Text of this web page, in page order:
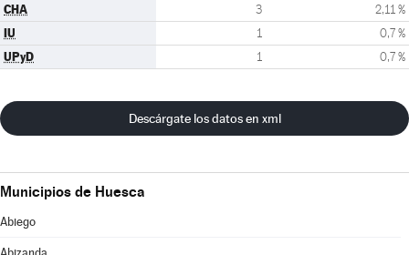
CHA 3 2,11 %
IU 1 0,7 %
UPyD 1 0,7 %
Descárgate los datos en xml
Municipios de Huesca
Abiego